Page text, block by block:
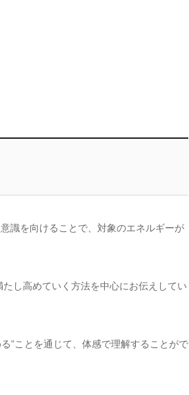
識を向けることで、対象のエネルギーが
し高めていく方法を中心にお伝えしてい
”ことを通じて、体感で理解することがで